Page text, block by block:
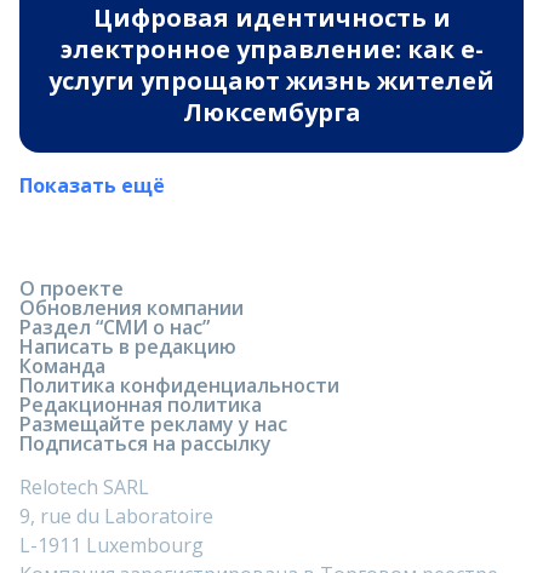
Цифровая идентичность и
электронное управление: как e-
услуги упрощают жизнь жителей
Люксембурга
Показать ещё
О проекте
Обновления компании
Раздел “СМИ о нас”
Написать в редакцию
Команда
Политика конфиденциальности
Редакционная политика
Размещайте рекламу у нас
Подписаться на рассылку
Relotech SARL
9, rue du Laboratoire
L-1911 Luxembourg